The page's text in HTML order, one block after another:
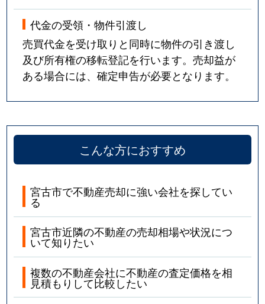
代金の受領・物件引渡し
売買代金を受け取りと同時に物件の引き渡し
及び所有権の移転登記を行います。売却益が
ある場合には、確定申告が必要となります。
こんな方におすすめ
宮古市で不動産売却に強い会社を探してい
る
宮古市近隣の不動産の売却相場や状況につ
いて知りたい
複数の不動産会社に不動産の査定価格を相
見積もりして比較したい